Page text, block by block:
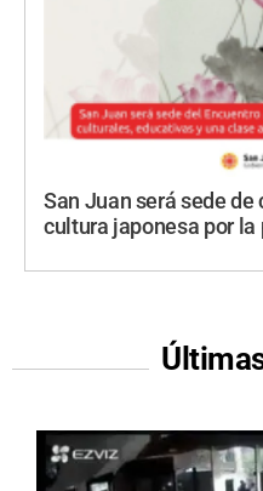
San Juan será sede
cultura japonesa por la